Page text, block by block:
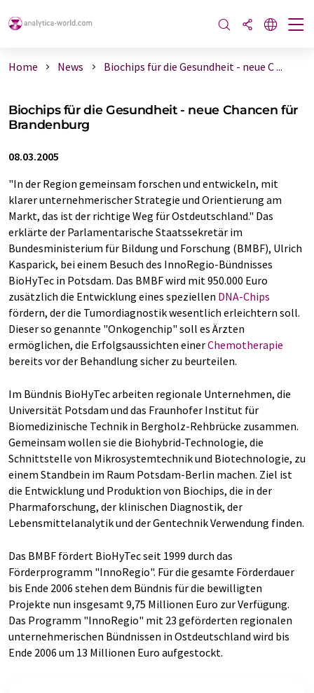
Home News Biochips für die Gesundheit - neue C ...
Biochips für die Gesundheit - neue Chancen für
Brandenburg
08.03.2005
"In der Region gemeinsam forschen und entwickeln, mit
klarer unternehmerischer Strategie und Orientierung am
Markt, das ist der richtige Weg für Ostdeutschland." Das
erklärte der Parlamentarische Staatssekretär im
Bundesministerium für Bildung und Forschung (BMBF), Ulrich
Kasparick, bei einem Besuch des InnoRegio-Bündnisses
BioHyTec in Potsdam. Das BMBF wird mit 950.000 Euro
zusätzlich die Entwicklung eines speziellen DNA-Chips
fördern, der die Tumordiagnostik wesentlich erleichtern soll.
Dieser so genannte "Onkogenchip" soll es Ärzten
ermöglichen, die Erfolgsaussichten einerChemotherapie
bereits vor der Behandlung sicher zu beurteilen.
Im Bündnis BioHyTec arbeiten regionale Unternehmen, die
Universität Potsdam und das Fraunhofer Institut für
Biomedizinische Technik in Bergholz-Rehbrücke zusammen.
Gemeinsam wollen sie die Biohybrid-Technologie, die
Schnittstelle von Mikrosystemtechnik und Biotechnologie, zu
einem Standbein im Raum Potsdam-Berlin machen. Ziel ist
die Entwicklung und Produktion von Biochips, die in der
Pharmaforschung, der klinischen Diagnostik, der
Lebensmittelanalytik und der Gentechnik Verwendung finden.
Das BMBF fördert BioHyTec seit 1999 durch das
Förderprogramm "InnoRegio". Für die gesamte Förderdauer
bis Ende 2006 stehen dem Bündnis für die bewilligten
Projekte nun insgesamt 9,75 Millionen Euro zur Verfügung.
Das Programm "InnoRegio" mit 23 geförderten regionalen
unternehmerischen Bündnissen in Ostdeutschland wird bis
Ende 2006 um 13 Millionen Euro aufgestockt.